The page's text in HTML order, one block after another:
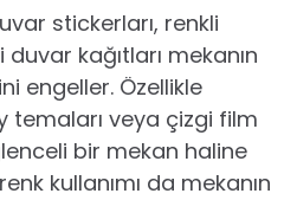
stickerları, renkli
kağıtları mekanın
engeller. Özellikle
temaları veya çizgi film
bir mekan haline
kullanımı da mekanın